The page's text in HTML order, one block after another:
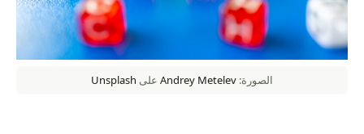
الصورة: Andrey Metelev على Unsplash